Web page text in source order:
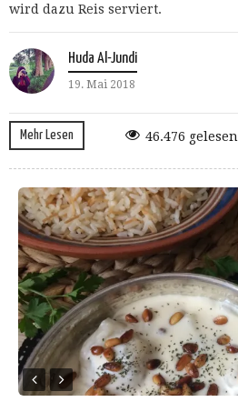
wird dazu Reis serviert.
Huda Al-Jundi
19. Mai 2018
Mehr Lesen 46.476 gelesen